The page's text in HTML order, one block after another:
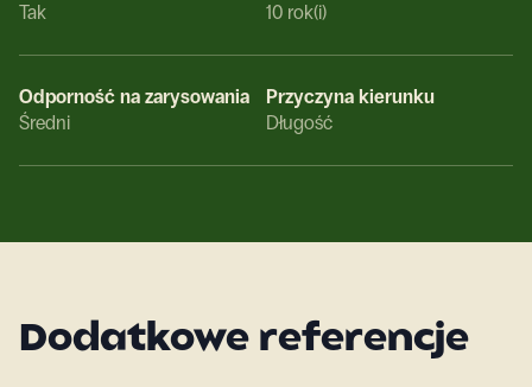
Tak
10 rok(i)
Odporność na zarysowania
Średni
Przyczyna kierunku
Długość
Dodatkowe referencje